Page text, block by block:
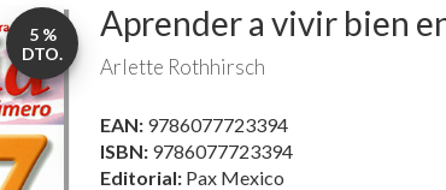
5 %
DTO.
Aprender a vivir bien
Arlette Rothhirsch
EAN: 9786077723394
ISBN: 9786077723394
Editorial: Pax Mexico